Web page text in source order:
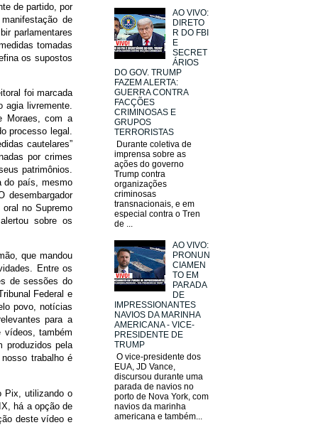
de partido, por
de
parlamentares
tomadas
os supostos
foi marcada
agia livremente.
Moraes, com a
processo legal.
cautelares”
por crimes
patrimônios.
do país, mesmo
desembargador
no Supremo
sobre os
que mandou
Entre os
de sessões do
Federal e
povo, notícias
para a
vídeos, também
produzidos pela
trabalho é
Pix, utilizando o
há a opção de
deste vídeo e
AO VIVO:
DIRETO
R DO FBI
E
SECRET
ÁRIOS
DO GOV. TRUMP
FAZEM ALERTA:
GUERRA CONTRA
FACÇÕES
CRIMINOSAS E
GRUPOS
TERRORISTAS
Durante coletiva de
imprensa sobre as
ações do governo
Trump contra
organizações
criminosas
transnacionais, e em
especial contra o Tren
de ...
AO VIVO:
PRONUN
CIAMEN
TO EM
PARADA
DE
IMPRESSIONANTES
NAVIOS DA MARINHA
AMERICANA - VICE-
PRESIDENTE DE
TRUMP
O vice-presidente dos
EUA, JD Vance,
discursou durante uma
parada de navios no
porto de Nova York, com
navios da marinha
americana e também...